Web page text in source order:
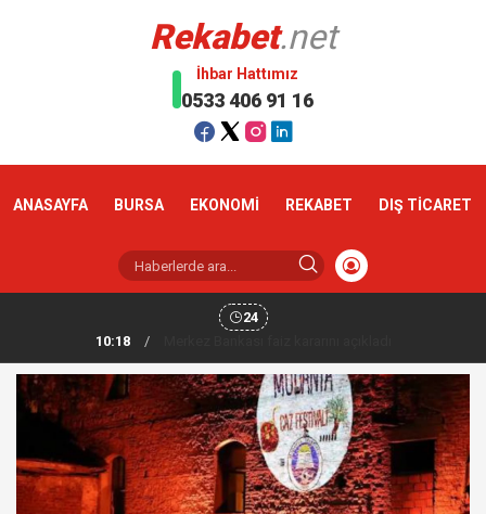
Rekabet.net
İhbar Hattımız
0533 406 91 16
ANASAYFA BURSA EKONOMİ REKABET DIŞ TİCARET
24
10:18